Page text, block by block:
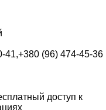
41,+380 (96) 474-45-36
доступ к